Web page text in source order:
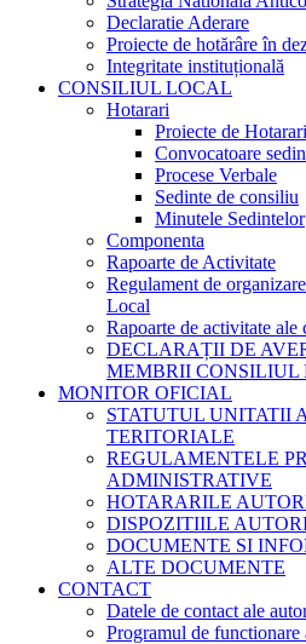
Declaratie Aderare
Proiecte de hotărâre în
Integritate instituțională
CONSILIUL LOCAL
Hotarari
Proiecte de Hotarari
Convocatoare
Procese Verbale
Sedinte de consiliu
Minutele Sedintelor
Componenta
Rapoarte de Activitate
Regulament de
Local
Rapoarte de activitate ale
DECLARAȚII DE
MEMBRII CONSILIUL
MONITOR OFICIAL
STATUTUL UNITATII
TERITORIALE
REGULAMENTELE
ADMINISTRATIVE
HOTARARILE
DISPOZITIILE
DOCUMENTE SI
ALTE DOCUMENTE
CONTACT
Datele de contact ale
Programul de functionare